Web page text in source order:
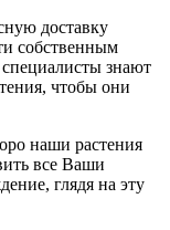
доставку
собственным
знают
чтобы они
наши растения
все Ваши
глядя на эту